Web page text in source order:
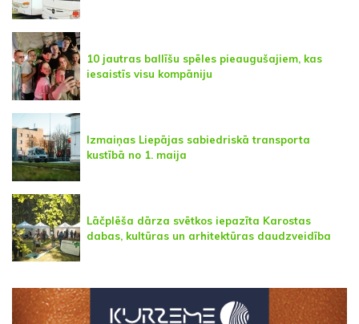
10 jautras ballīšu spēles pieaugušajiem, kas
iesaistīs visu kompāniju
Izmaiņas Liepājas sabiedriskā transporta
kustībā no 1. maija
Lāčplēša dārza svētkos iepazīta Karostas
dabas, kultūras un arhitektūras daudzveidība